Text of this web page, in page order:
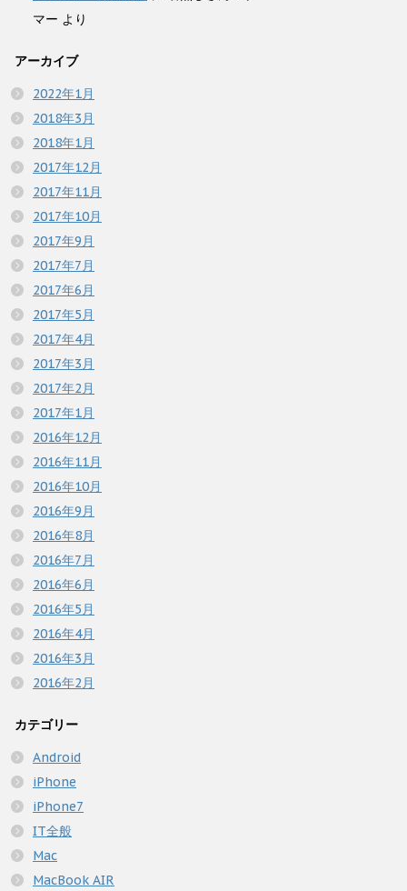
マー より
アーカイブ
2022年1月
2018年3月
2018年1月
2017年12月
2017年11月
2017年10月
2017年9月
2017年7月
2017年6月
2017年5月
2017年4月
2017年3月
2017年2月
2017年1月
2016年12月
2016年11月
2016年10月
2016年9月
2016年8月
2016年7月
2016年6月
2016年5月
2016年4月
2016年3月
2016年2月
カテゴリー
Android
iPhone
iPhone7
IT全般
Mac
MacBook AIR